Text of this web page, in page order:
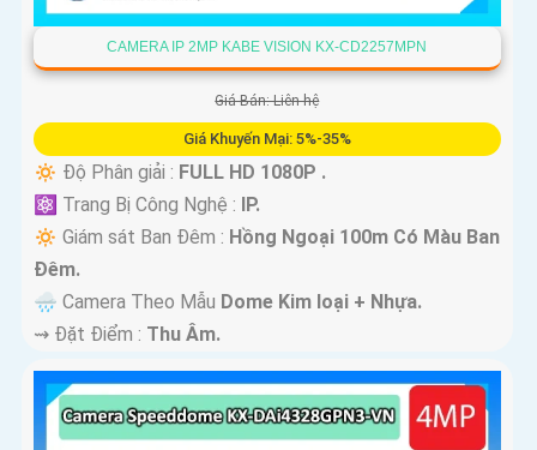
CAMERA IP 2MP KABE VISION KX-CD2257MPN
Giá Bán: Liên hệ
Giá Khuyến Mại: 5%-35%
🔅 Độ Phân giải : FULL HD 1080P .
⚛️ Trang Bị Công Nghệ : IP.
🔅 Giám sát Ban Đêm : Hồng Ngoại 100m Có Màu Ban
Ðêm.
🌧️ Camera Theo Mẫu Dome Kim loại + Nhựa.
️⇝ Đặt Điểm : Thu Âm.